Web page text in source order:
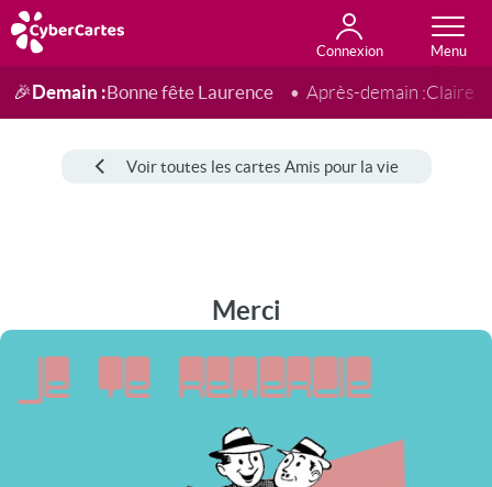
Connexion
Anniversaire
Fête du jour
Amour
Amitié
Merci
Toutes les cartes
🎉Demain :Bonne fête Laurence Après-demain :Claire
Voir toutes les cartes Amis pour la vie
Merci